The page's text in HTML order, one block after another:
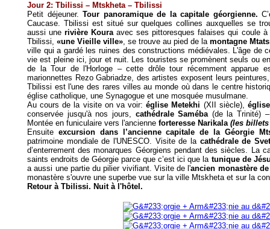
Jour 2: Tbilissi – Mtskheta – Tbilissi
Petit déjeuner.Tour panoramique de la capitale géorgienne.
Caucase. Tbilissi est situé sur quelques collines auxquelles se
aussi unerivière Kouraavec ses pittoresques falaises qui coule
Tbilissi, «une Vieille ville», se trouve au pied de la montagne
ville qui a gardé les ruines des constructions médiévales. L'âge de
vie est pleine ici, jour et nuit. Les touristes se promènent seuls ou
de la Tour de l'Horloge – cette drôle tour récemment apparue
marionnettes Rezo Gabriadze, des artistes exposent leurs
Tbilissi est l'une des rares villes au monde où dans le centre
église catholique, une Synagogue et une mosquée musulmane.
Au cours de la visite on va voir: église Metekhi (XII siècle),
conservée jusqu'à nos jours, cathédrale Saméba (de la Trinité)
Montée en funiculaire vers l'ancienne forteresse Narikala (les
Ensuite excursion dans l’ancienne capitale de la Géorgie
patrimoine mondiale de l'UNESCO. Visite de la cathédrale de
d’enterrement des monarques Géorgiens pendant des siècles. La
saints endroits de Géorgie parce que c’est ici que la tunique de
a aussi une partie du pilier vivifiant. Visite de l'ancien monastère
monastère s'ouvre une superbe vue sur la ville Mtskheta et sur la
Retour à Tbilissi. Nuit à l'hôtel.